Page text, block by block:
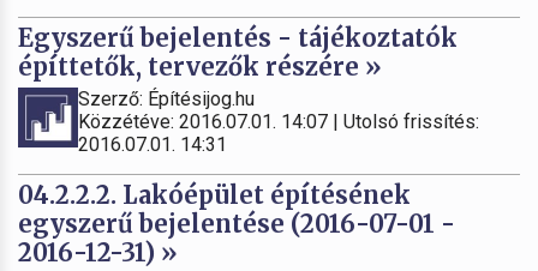
Egyszerű bejelentés - tájékoztatók
építtetők, tervezők részére »
Szerző: Építésijog.hu
Közzétéve: 2016.07.01. 14:07 | Utolsó frissítés:
2016.07.01. 14:31
04.2.2.2. Lakóépület építésének
egyszerű bejelentése (2016-07-01 -
2016-12-31) »